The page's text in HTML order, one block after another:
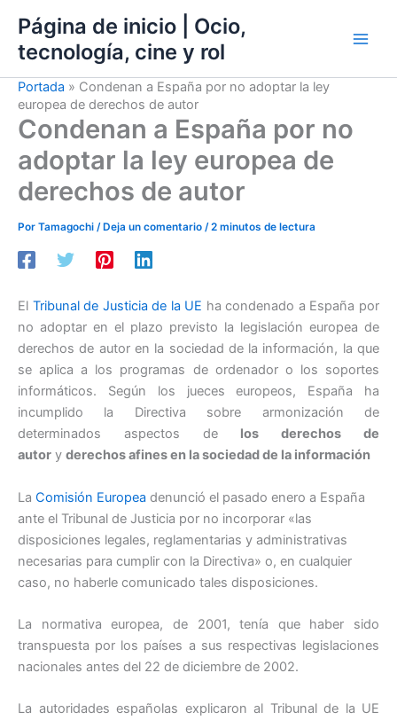
contenido
Página de inicio | Ocio,
tecnología, cine y rol
Portada » Condenan a España por no adoptar la ley
europea de derechos de autor
Condenan a España por no
adoptar la ley europea de
derechos de autor
Por Tamagochi / Deja un comentario /2 minutos de lectura
El Tribunal de Justicia de la UE ha condenado a España por
no adoptar en el plazo previsto la legislación europea de
derechos de autor en la sociedad de la información, la que
se aplica a los programas de ordenador o los soportes
informáticos. Según los jueces europeos, España ha
incumplido la Directiva sobre armonización de
determinados aspectos de los derechos de
autor y derechos afines en la sociedad de la información
La Comisión Europea denunció el pasado enero a España
ante el Tribunal de Justicia por no incorporar «las
disposiciones legales, reglamentarias y administrativas
necesarias para cumplir con la Directiva» o, en cualquier
caso, no haberle comunicado tales disposiciones.
La normativa europea, de 2001, tenía que haber sido
transpuesta por los países a sus respectivas legislaciones
nacionales antes del 22 de diciembre de 2002.
La autoridades españolas explicaron al Tribunal de la UE